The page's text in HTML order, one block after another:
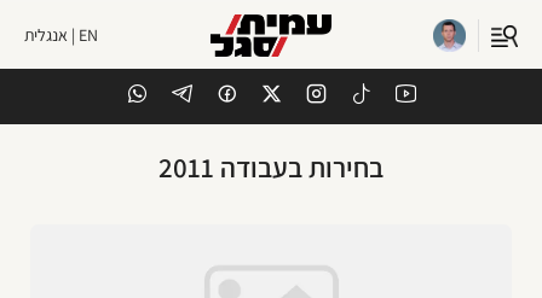
EN | אנגלית
בחירות בעבודה 2011